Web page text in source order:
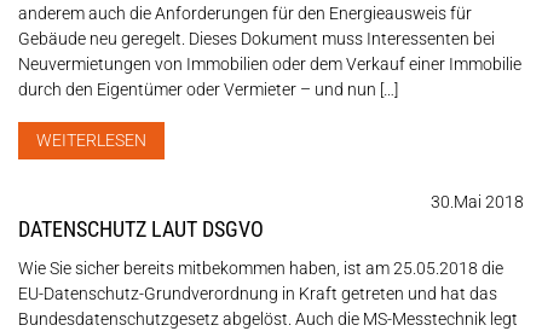
anderem auch die Anforderungen für den Energieausweis für
Gebäude neu geregelt. Dieses Dokument muss Interessenten bei
Neuvermietungen von Immobilien oder dem Verkauf einer Immobilie
durch den Eigentümer oder Vermieter – und nun […]
WEITERLESEN
30.Mai 2018
DATENSCHUTZ LAUT DSGVO
Wie Sie sicher bereits mitbekommen haben, ist am 25.05.2018 die
EU-Datenschutz-Grundverordnung in Kraft getreten und hat das
Bundesdatenschutzgesetz abgelöst. Auch die MS-Messtechnik legt